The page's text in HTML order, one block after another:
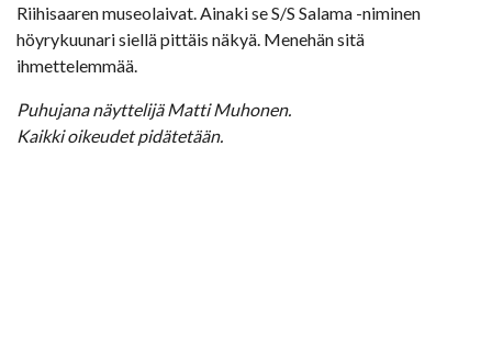
Riihisaaren museolaivat. Ainaki se S/S Salama -niminen
höyrykuunari siellä pittäis näkyä. Menehän sitä
ihmettelemmää.
Puhujana näyttelijä Matti Muhonen.
Kaikki oikeudet pidätetään.